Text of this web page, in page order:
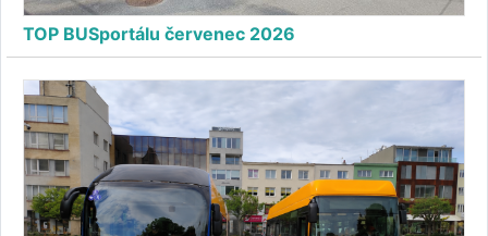
TOP BUSportálu červenec 2026